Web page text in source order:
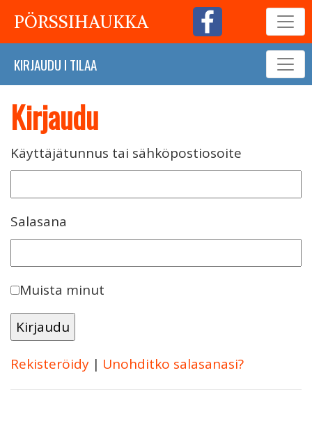
PÖRSSIHAUKKA
KIRJAUDU I TILAA
Kirjaudu
Käyttäjätunnus tai sähköpostiosoite
Salasana
Muista minut
Rekisteröidy | Unohditko salasanasi?